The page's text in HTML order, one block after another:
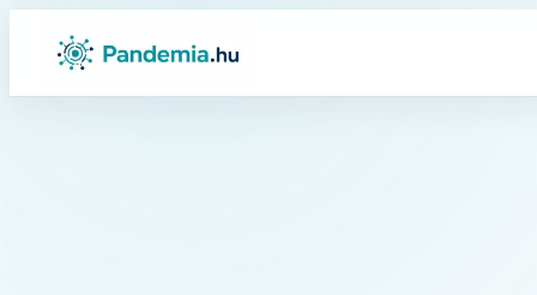
Ugrás
tartalomhoz